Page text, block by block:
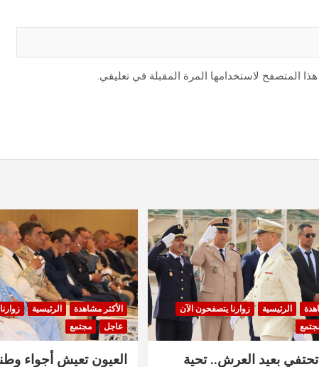
المتصفح لاستخدامها المرة المقبلة في تعليقي.
الرئيسية
زوارنا يتصفحون الآن
تحتفي بعيد العرش.. تحية
الأكثر مشاهدة الرئيسية
عاجل
مجتمع
العيون تعيش أجواء